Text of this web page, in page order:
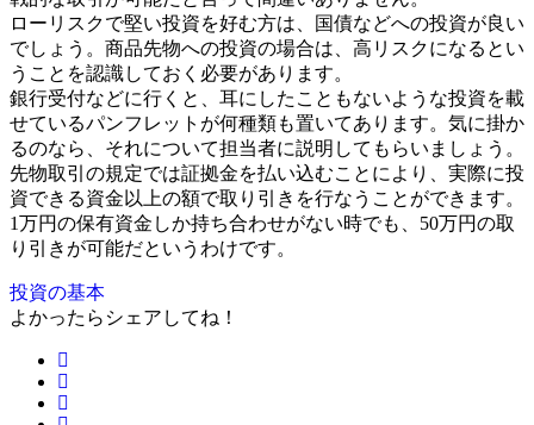
ローリスクで堅い投資を好む方は、国債などへの投資が良い
でしょう。商品先物への投資の場合は、高リスクになるとい
うことを認識しておく必要があります。
銀行受付などに行くと、耳にしたこともないような投資を載
せているパンフレットが何種類も置いてあります。気に掛か
るのなら、それについて担当者に説明してもらいましょう。
先物取引の規定では証拠金を払い込むことにより、実際に投
資できる資金以上の額で取り引きを行なうことができます。
1万円の保有資金しか持ち合わせがない時でも、50万円の取
り引きが可能だというわけです。
投資の基本
よかったらシェアしてね！